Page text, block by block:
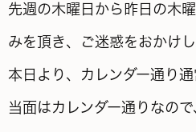
先週の木曜日から昨日の木
みを頂き、ご迷惑をおかけし
本日より、カレンダー通り通
当面はカレンダー通りなの